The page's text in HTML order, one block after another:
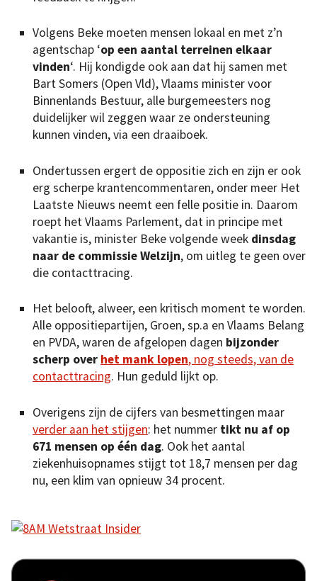
Volgens Beke moeten mensen lokaal en met z’n
agentschap ‘op een aantal terreinen elkaar
vinden‘. Hij kondigde ook aan dat hij samen met
Bart Somers (Open Vld), Vlaams minister voor
Binnenlands Bestuur, alle burgemeesters nog
duidelijker wil zeggen waar ze ondersteuning
kunnen vinden, via een draaiboek.
Ondertussen ergert de oppositie zich en zijn er ook
erg scherpe krantencommentaren, onder meer Het
Laatste Nieuws neemt een felle positie in. Daarom
roept het Vlaams Parlement, dat in principe met
vakantie is, minister Beke volgende week dinsdag
naar de commissie Welzijn, om uitleg te geen over
die contacttracing.
Het belooft, alweer, een kritisch moment te worden.
Alle oppositiepartijen, Groen, sp.a en Vlaams Belang
en PVDA, waren de afgelopen dagen bijzonder
scherp over het mank lopen, nog steeds, van de
contacttracing. Hun geduld lijkt op.
Overigens zijn de cijfers van besmettingen maar
verder aan het stijgen: het nummer tikt nu af op
671 mensen op één dag. Ook het aantal
ziekenhuisopnames stijgt tot 18,7 mensen per dag
nu, een klim van opnieuw 34 procent.